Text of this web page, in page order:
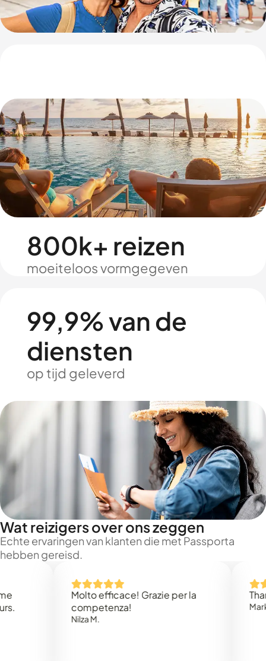
800k+ reizen
moeiteloos vormgegeven
99,9% van de
diensten
op tijd geleverd
Wat reizigers over ons zeggen
Echte ervaringen van klanten die met Passporta
hebben gereisd.
Molto efficace! Grazie per la
competenza!
Thank